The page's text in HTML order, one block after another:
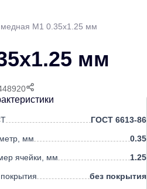
медная М1 0.35х1.25 мм
мм
ГОСТ 6613-86
мм
0.35
ячейки, мм
1.25
без покрытия